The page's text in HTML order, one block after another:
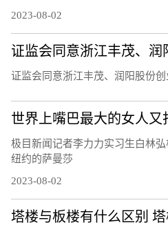
2023-08-02
证监会同意浙江丰茂、润
证监会同意浙江丰茂、润阳股份创
极目新闻记者李力力实习生白林
纽约的萨曼莎
2023-08-02
塔楼与板楼有什么区别